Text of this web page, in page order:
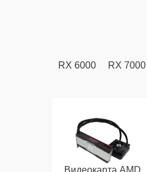
RX 6000
RX 7000
Видеокарта AMD